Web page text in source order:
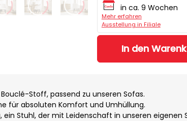
in ca. 9 Wochen
Mehr erfahren
Ausstellung in Filiale
In den
Stoff, passend zu unseren Sofas.
für absoluten Komfort und Umhüllung.
ein Stuhl, der mit Leidenschaft in unseren